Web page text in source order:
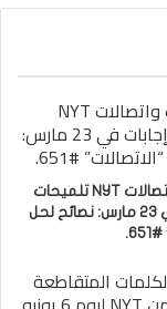
تلميحات واتصالات NYT تلميحات
وإجابات في 23 مارس: نصائح لحل